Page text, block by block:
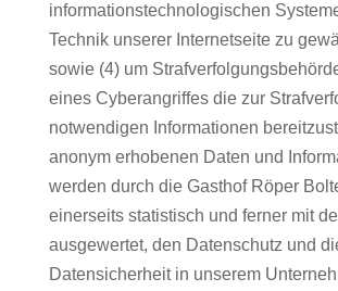
informationstechnologischen
Technik unserer Internetseite zu
sowie (4) um
eines Cyberangriffes die zur
notwendigen Informationen
anonym erhobenen Daten und
werden durch die Gasthof Röper
einerseits statistisch und ferner mit
ausgewertet, den Datenschutz und
Datensicherheit in unserem